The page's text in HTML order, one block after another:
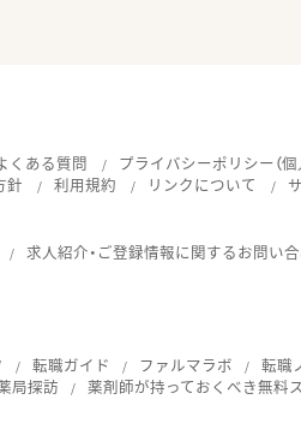
くある質問
プライバシーポリシー（
針 利用規約 リンクについて
求人紹介・ご登録情報に関するお問い
転職ガイド ファルマラボ
転職
局探訪
薬剤師が持っておくべき無料